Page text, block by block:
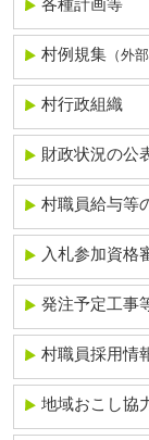
各種計画等
村例規集 （外
村行政組織
財政状況の公
村職員給与等
入札参加資格
発注予定工事
村職員採用情
地域おこし協